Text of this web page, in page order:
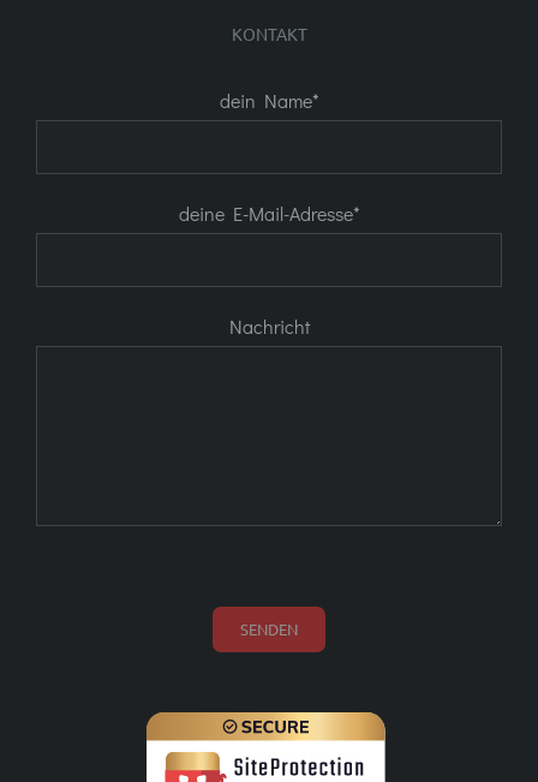
7.000Kč
KONTAKT
dein Name*
deine E-Mail-Adresse*
Nachricht